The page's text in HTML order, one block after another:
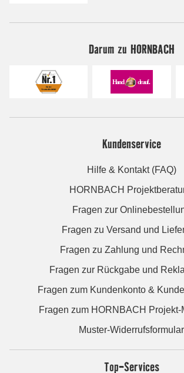
Darum zu HORNBACH
Kundenservice
Hilfe & Kontakt (FAQ)
HORNBACH
Fragen zur
Fragen zu Versand und
Fragen zu Zahlung und
Fragen zur Rückgabe und
Fragen zum Kundenkonto &
Fragen zum HORNBACH Projekt-
Muster-Widerrufsformular
Top-Services